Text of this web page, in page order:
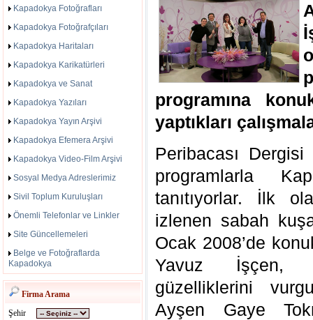
Kapadokya Fotoğrafları
Kapadokya Fotoğrafçıları
Kapadokya Haritaları
Kapadokya Karikatürleri
Kapadokya ve Sanat
Kapadokya Yazıları
Kapadokya Yayın Arşivi
Kapadokya Efemera Arşivi
Kapadokya Video-Film Arşivi
Sosyal Medya Adreslerimiz
Sivil Toplum Kuruluşları
Önemli Telefonlar ve Linkler
Site Güncellemeleri
Belge ve Fotoğraflarda
Kapadokya
Firma Arama
Şehir
programına
yaptıkları
Peribacası Dergisi
programlarla
tanıtıyorlar. İlk
izlenen sabah
Ocak 2008’de
Yavuz İşçen,
güzelliklerini
Ayşen Gaye